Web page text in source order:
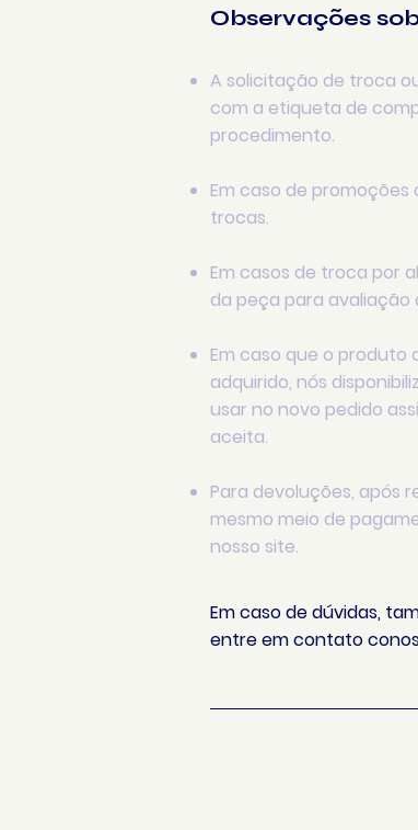
Observações
A solicitação de troca
com a etiqueta de
procedimento.
Em caso de
trocas.
Em casos de troca por
da peça para avaliação
Em caso que o produto
adquirido, nós
usar no novo pedido
aceita.
Para devoluções, após
mesmo meio de
nosso site.
Em caso de dúvidas,
entre em contato